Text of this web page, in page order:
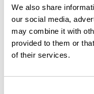
We also share
our social media,
may combine it with
provided to them or
of their services.